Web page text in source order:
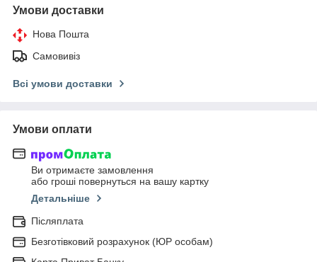
Умови доставки
Нова Пошта
Самовивіз
Всі умови доставки
Умови оплати
Ви отримаєте замовлення
або гроші повернуться на вашу картку
Детальніше
Післяплата
Безготівковий розрахунок (ЮР особам)